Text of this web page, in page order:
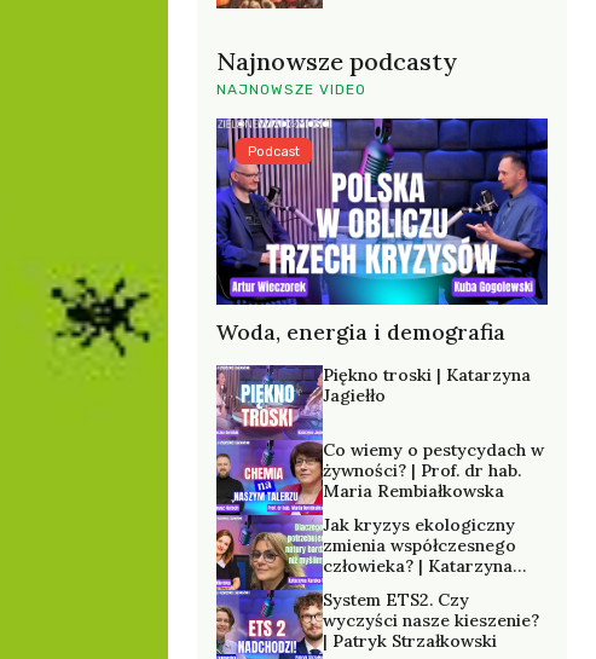
Najnowsze podcasty
NAJNOWSZE VIDEO
Woda, energia i demografia
Podcast
Piękno troski | Katarzyna
Jagiełło
Co wiemy o pestycydach w
żywności? | Prof. dr hab.
Maria Rembiałkowska
Jak kryzys ekologiczny
zmienia współczesnego
człowieka? | Katarzyna
System ETS2. Czy
wyczyści nasze kieszenie?
| Patryk Strzałkowski